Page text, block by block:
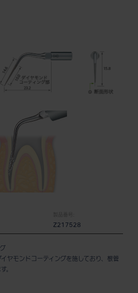
製品番号:
Z217528
ヤモンドコーティングを施しており、根管
。